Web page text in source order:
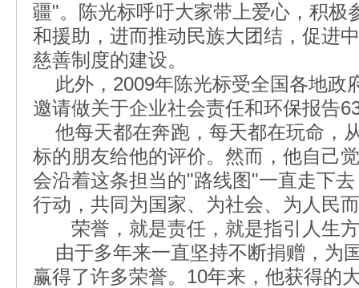
疆"。陈光标呼吁大家带上爱心，积极
和援助，进而推动民族大团结，促进
慈善制度的建设。
此外，2009年陈光标受全国各地政
邀请做关于企业社会责任和环保报告
他每天都在奔跑，每天都在玩命，
标的朋友给他的评价。然而，他自己
会沿着这条担当的"路线图"一直走下
行动，共同为国家、为社会、为人民
荣誉，就是责任，就是指引人生
由于多年来一直坚持不断捐赠，为
赢得了许多荣誉。10年来，他获得的